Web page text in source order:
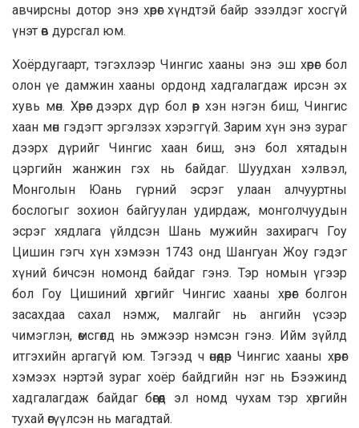
авчирсны дотор энэ хөрөг хүндтэй байр эзэлдэг хосгүй
үнэт өв дурсгал юм.
Хоёрдугаарт, тэгэхлээр Чингис хааны энэ эш хөрөг бол
олон үе дамжин хааны ордонд хадгалагдаж ирсэн эх
хувь мөн. Хөрөг дээрх дүр бол өөр хэн нэгэн биш, Чингис
хаан мөн гэдэгт эргэлзэх хэрэггүй. Зарим хүн энэ зураг
дээрх дүрийг Чингис хаан биш, энэ бол хятадын
цэргийн жанжин гэх нь байдаг. Шуудхан хэлвэл,
Монголын Юань гүрний эсрэг улаан алчууртны
бослогыг зохион байгуулан удирдаж, монголчуудын
эсрэг хядлага үйлдсэн Шань мужийн захирагч Гоу
Цишин гэгч хүн хэмээн 1743 онд Шангуан Жоу гэдэг
хүний бичсэн номонд байдаг гэнэ. Тэр номын үгээр
бол Гоу Цишиний хөргийг Чингис хааны хөрөг болгон
засахдаа сахал нэмж, малгайг нь ангийн үсээр
чимэглэн, өмсгөлд нь эмжээр нэмсэн гэнэ. Ийм зүйлд
итгэхийн аргагүй юм. Тэгээд ч өнөөдөр Чингис хааны хөрөг
хэмээх нэртэй зураг хоёр байдгийн нэг нь Бээжинд
хадгалагдаж байдаг бөгөөд эл номд чухам тэр хөргийн
тухай өгүүлсэн нь магадтай.